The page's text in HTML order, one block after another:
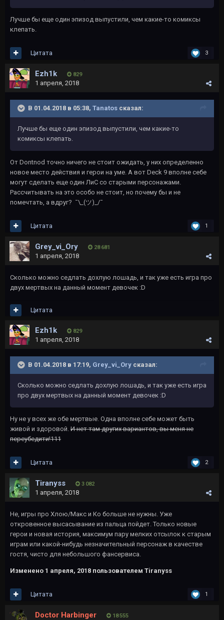
Лучше бы еще один эпизод выпустили, чем какие-то комиксы
клепать.
3
Цитата
Ezh1k 829
1 апреля, 2018
В 01.04.2018 в 05:38, Tanatos сказал:
Лучше бы еще один эпизод выпустили, чем какие-то
комиксы клепать.
От Dontnod точно ничего не стоит ожидать, у них определенно
новое место действия и герои на уме. А вот Deck 9 вполне себе
могут сделать еще один ЛиС со старыми персонажами.
Рассчитывать на это особо не стоит, но почему бы и не
помечтать, а вдруг? ¯\_(ツ)_/¯
1
Цитата
Grey_vi_Ory 28 681
1 апреля, 2018
Сколько можно седлать дохлую лошадь, и так уже есть игра про
двух мертвых на данный момент девочек :D
Цитата
Ezh1k 829
1 апреля, 2018
В 01.04.2018 в 17:19, Grey_vi_Ory сказал:
Сколько можно седлать дохлую лошадь, и так уже есть игра
про двух мертвых на данный момент девочек :D
Ну не у всех же обе мертвые. Одна вполне себе может быть
живой и здоровой. И нет там других вариантов, вы меня не
переубедити!111
2
Цитата
Tiranyss 3 082
1 апреля, 2018
Не, игры про Хлою/Макс и Ко больше не нужны. Уже
откровенное высасывание из пальца пойдет. Только новые
герои и новая история, максимум пару мелких отсылок к старым
играм или какой-нибудь незначительный персонаж в качестве
гостя, чисто для небольшого фансервиса.
Изменено 1 апреля, 2018 пользователем Tiranyss
1
Цитата
Doctor Harbinger 18 555